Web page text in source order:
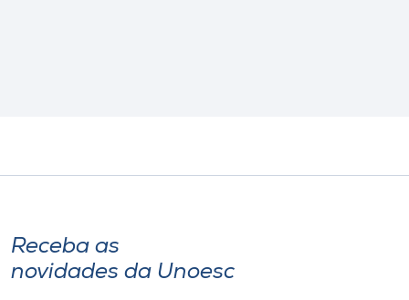
Receba as
novidades da Unoesc